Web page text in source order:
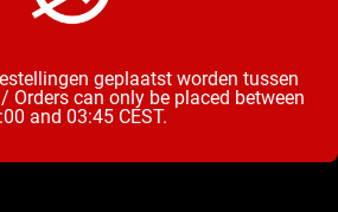
geplaatst worden tussen
Orders can only be placed between
and 03:45 CEST.